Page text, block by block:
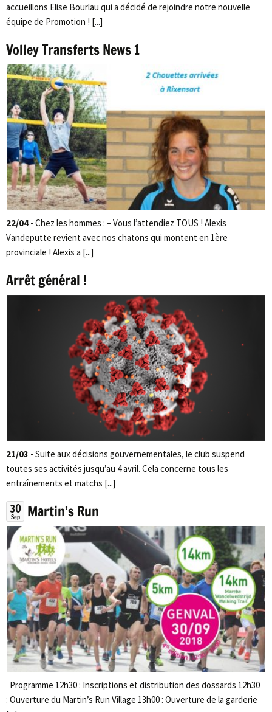
accueillons Elise Bourlau qui a décidé de rejoindre notre nouvelle
équipe de Promotion ! [...]
Volley Transferts News 1
22/04 - Chez les hommes : – Vous l’attendiez TOUS ! Alexis
Vandeputte revient avec nos chatons qui montent en 1ère
provinciale ! Alexis a [...]
Arrêt général !
21/03 - Suite aux décisions gouvernementales, le club suspend
toutes ses activités jusqu’au 4 avril. Cela concerne tous les
entraînements et matchs [...]
30
Sep Martin’s Run
Programme 12h30 : Inscriptions et distribution des dossards 12h30
: Ouverture du Martin’s Run Village 13h00 : Ouverture de la garderie